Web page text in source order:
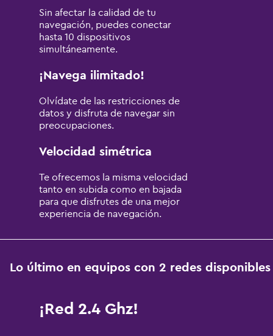
experiencia.
Sin afectar la calidad de tu
navegación, puedes conectar
hasta 10 dispositivos
simultáneamente.
¡Navega ilimitado!
Olvídate de las restricciones de
datos y disfruta de navegar sin
preocupaciones.
Velocidad simétrica
Te ofrecemos la misma velocidad
tanto en subida como en bajada
para que disfrutes de una mejor
experiencia de navegación.
Lo último en equipos con 2 redes disponibles
¡Red 2.4 Ghz!